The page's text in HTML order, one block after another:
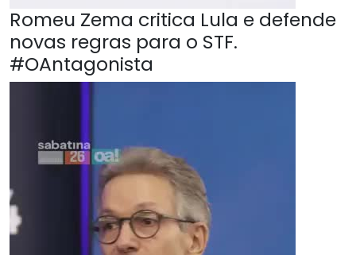
Romeu Zema critica Lula e defende
novas regras para o STF.
#OAntagonista